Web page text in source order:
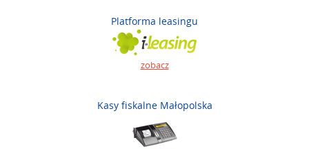
Platforma leasingu
zobacz
Kasy fiskalne Małopolska